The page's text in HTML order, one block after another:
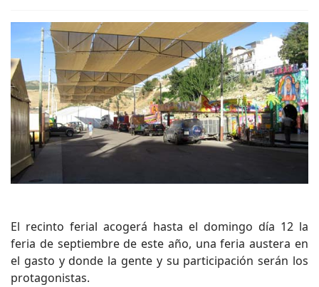
El recinto ferial acogerá hasta el domingo día 12 la
feria de septiembre de este año, una feria austera en
el gasto y donde la gente y su participación serán los
protagonistas.